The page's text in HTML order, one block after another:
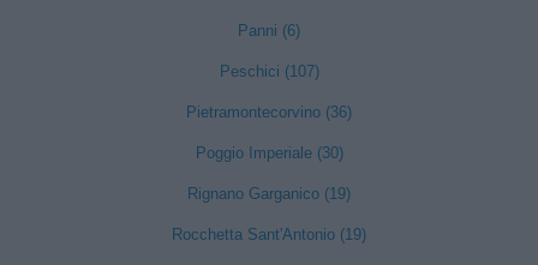
Panni (6)
Peschici (107)
Pietramontecorvino (36)
Poggio Imperiale (30)
Rignano Garganico (19)
Rocchetta Sant'Antonio (19)